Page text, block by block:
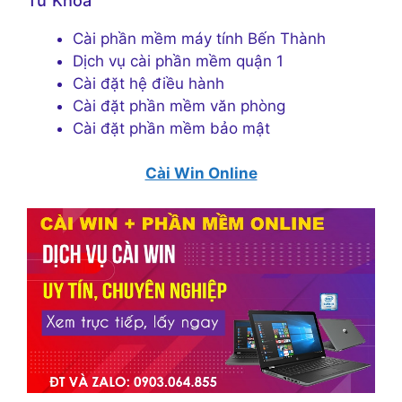
Cài phần mềm máy tính Bến Thành
Dịch vụ cài phần mềm quận 1
Cài đặt hệ điều hành
Cài đặt phần mềm văn phòng
Cài đặt phần mềm bảo mật
Cài Win Online